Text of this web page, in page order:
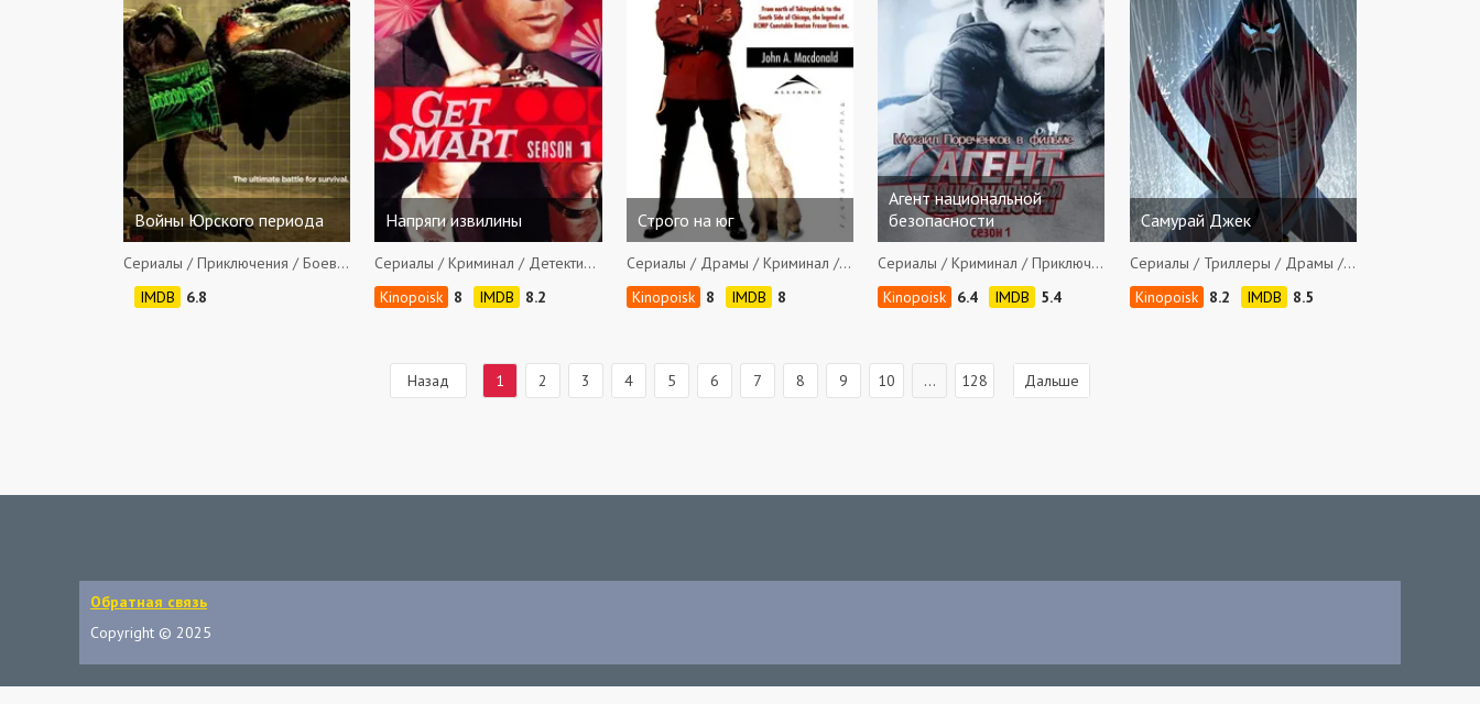
Войны Юрского периода
Сериалы / Приключения / Боевики / Семейные / Документальные
6.8
Напряги извилины
Сериалы / Криминал / Детективы / Фантастика / Приключения / Боевики / Комедии / Семейные
8
8.2
Строго на юг
Сериалы / Драмы / Криминал / Приключения / Комедии
8
8
Агент национальной
безопасности
Сериалы / Криминал / Приключения / Боевики
6.4
5.4
Самурай Джек
Сериалы / Триллеры / Драмы / Фантастика / Приключения / Боевики / Фэнтези
8.2
8.5
Назад 1 2 3 4 5 6 7 8 9 10 ... 128 Дальше
Обратная связь
Copyright © 2025